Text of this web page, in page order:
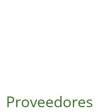
Proveedores